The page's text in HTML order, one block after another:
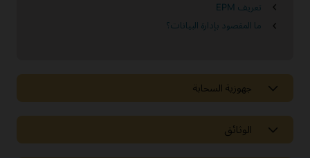
تعريف EPM
ما المقصود بإدارة البيانات؟
جهوزية السحابة
الوثائق